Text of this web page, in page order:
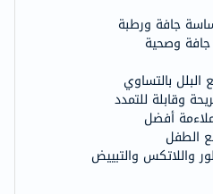
جافة ورطبة
وصحية
البلل بالتساوي
وقابلة للتمدد
أفضل
الطفل
واللاتكس والتبييض